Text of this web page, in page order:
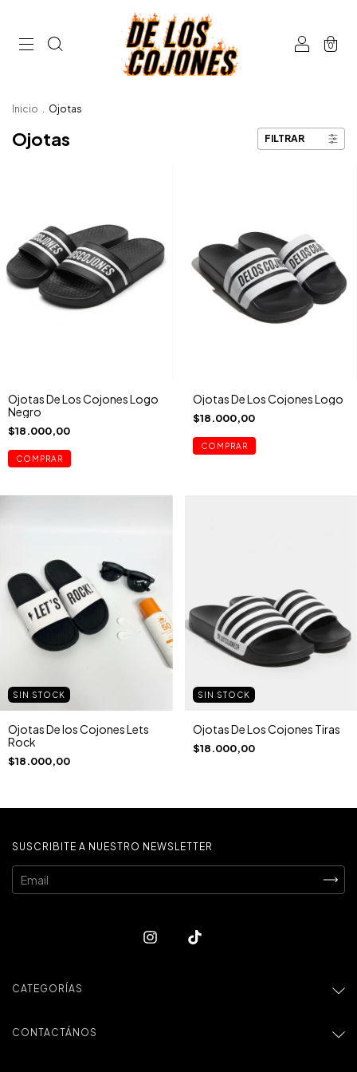
0
Inicio . Ojotas
Ojotas FILTRAR
Ojotas De Los Cojones Logo
Negro
$18.000,00
COMPRAR
Ojotas De Los Cojones Logo
$18.000,00
COMPRAR
SIN STOCK
Ojotas De los Cojones Lets
Rock
$18.000,00
SIN STOCK
Ojotas De Los Cojones Tiras
$18.000,00
SUSCRIBITE A NUESTRO NEWSLETTER
CATEGORÍAS
CONTACTÁNOS